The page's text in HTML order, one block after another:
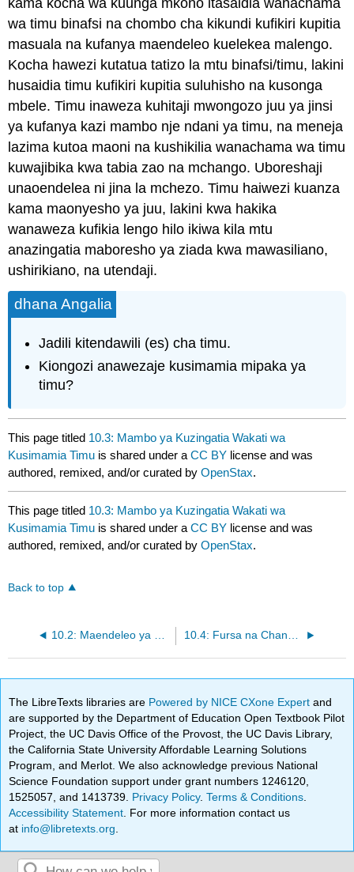
wa timu binafsi na chombo cha kikundi kufikiri kupitia
masuala na kufanya maendeleo kuelekea malengo.
Kocha hawezi kutatua tatizo la mtu binafsi/timu, lakini
husaidia timu kufikiri kupitia suluhisho na kusonga
mbele. Timu inaweza kuhitaji mwongozo juu ya jinsi
ya kufanya kazi mambo nje ndani ya timu, na meneja
lazima kutoa maoni na kushikilia wanachama wa timu
kuwajibika kwa tabia zao na mchango. Uboreshaji
unaoendelea ni jina la mchezo. Timu haiwezi kuanza
kama maonyesho ya juu, lakini kwa hakika
wanaweza kufikia lengo hilo ikiwa kila mtu
anazingatia maboresho ya ziada kwa mawasiliano,
ushirikiano, na utendaji.
dhana Angalia
Jadili kitendawili (es) cha timu.
Kiongozi anawezaje kusimamia mipaka ya
timu?
This page titled 10.3: Mambo ya Kuzingatia Wakati wa
Kusimamia Timu is shared under aCC BY license and was
authored, remixed, and/or curated byOpenStax.
This page titled 10.3: Mambo ya Kuzingatia Wakati wa
Kusimamia Timu is shared under aCC BY license and was
authored, remixed, and/or curated byOpenStax.
Back to top
10.2: Maendeleo ya Timu Zaidi ya Muda 10.4: Fursa na Changamoto za Kujenga Timu
The LibreTexts libraries are Powered by NICE CXone Expertand
are supported by the Department of Education Open Textbook Pilot
Project, the UC Davis Office of the Provost, the UC Davis Library,
the California State University Affordable Learning Solutions
Program, and Merlot. We also acknowledge previous National
Science Foundation support under grant numbers 1246120,
1525057, and 1413739. Privacy Policy.Terms & Conditions
Accessibility Statement . For more information contact us
at info@libretexts.org